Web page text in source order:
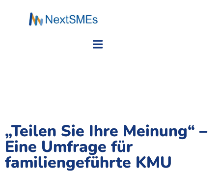
„Teilen Sie Ihre Meinung“ –
Eine Umfrage für
familiengeführte KMU